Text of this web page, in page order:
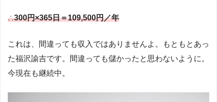
∴300円×365日＝109,500円／年
これは、間違っても収入ではありませんよ。もともとあっ
た福沢諭吉です。間違っても儲かったと思わないように。
今現在も継続中。